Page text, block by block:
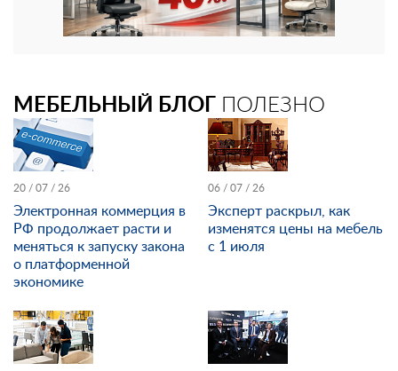
МЕБЕЛЬНЫЙ БЛОГ ПОЛЕЗНО
20 / 07 / 26
Электронная коммерция в
РФ продолжает расти и
меняться к запуску закона
о платформенной
экономике
06 / 07 / 26
Эксперт раскрыл, как
изменятся цены на мебель
с 1 июля